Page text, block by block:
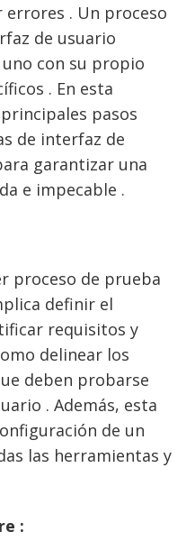
. Un proceso
de usuario
con su propio
. En esta
pasos
de interfaz de
garantizar una
e impecable .
proceso de prueba
definir el
requisitos y
delinear los
deben probarse
. Además, esta
de un
las herramientas y
: